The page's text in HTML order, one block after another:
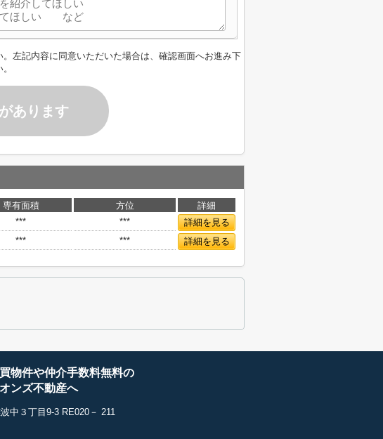
。左記内容に同意いただいた場合は、確認画面へお進み下
あります
専有面積 方位
詳細
*** ***
詳細を見る
*** *** 詳細を見る
物件や仲介手数料無料の
ンズ不動産へ
中３丁目9-3 RE020－ 211